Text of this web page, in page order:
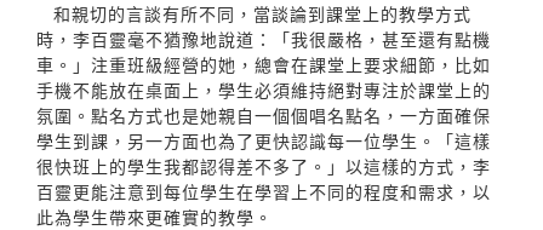
和親切的言談有所不同，當談論到課堂上的教學方式
時，李百靈毫不猶豫地說道：「我很嚴格，甚至還有點機
車。」注重班級經營的她，總會在課堂上要求細節，比如
手機不能放在桌面上，學生必須維持絕對專注於課堂上的
氛圍。點名方式也是她親自一個個唱名點名，一方面確保
學生到課，另一方面也為了更快認識每一位學生。「這樣
很快班上的學生我都認得差不多了。」以這樣的方式，李
百靈更能注意到每位學生在學習上不同的程度和需求，以
此為學生帶來更確實的教學。